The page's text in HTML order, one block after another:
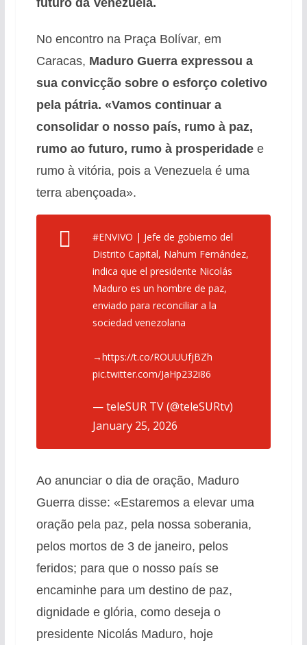
futuro da Venezuela.
No encontro na Praça Bolívar, em
Caracas, Maduro Guerra expressou a
sua convicção sobre o esforço coletivo
pela pátria. «Vamos continuar a
consolidar o nosso país, rumo à paz,
rumo ao futuro, rumo à prosperidadee
rumo à vitória, pois a Venezuela é uma
terra abençoada».
#ENVIVO | Jefe de gobierno del
Distrito Capital, Nahum Fernández,
indica que el presidente Nicolás
Maduro es un hombre de paz,
enviado para reconciliar a la
sociedad venezolana
→https://t.co/ROUUUfjBZh
pic.twitter.com/JaHp232i86
— teleSUR TV (@teleSURtv)
January 25, 2026
Ao anunciar o dia de oração, Maduro
Guerra disse: «Estaremos a elevar uma
oração pela paz, pela nossa soberania,
pelos mortos de 3 de janeiro, pelos
feridos; para que o nosso país se
encaminhe para um destino de paz,
dignidade e glória, como deseja o
presidente Nicolás Maduro, hoje